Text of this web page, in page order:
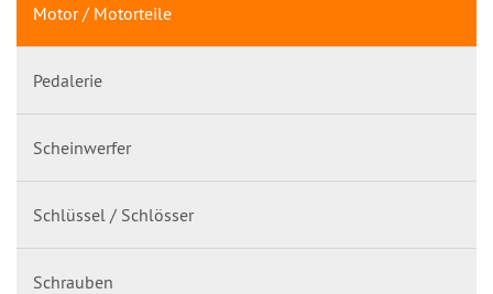
Motor / Motorteile
Pedalerie
Scheinwerfer
Schlüssel / Schlösser
Schrauben